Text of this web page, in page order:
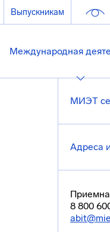
Выпускникам
Международная
МИЭТ
Адреса
8 800